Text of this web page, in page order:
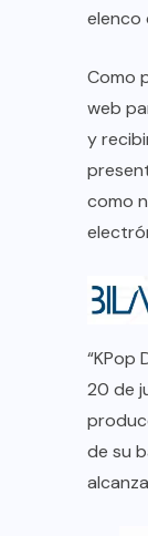
elenco
Como
web
y
como
“KPop
20 de
de su